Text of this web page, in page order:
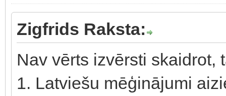
Zigfrids Raksta:
Nav vērts izvērsti skaidrot,
1. Latviešu mēģinājumi